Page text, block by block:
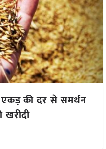
एकड़ की दर से समर्थन
खरीदी